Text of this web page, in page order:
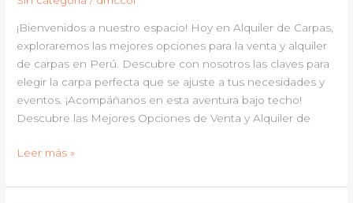
para
Todo
Tipo
de
Celebraciones
¡Bienvenidos a nuestro espacio! Hoy en Alquiler de Carpas,
exploraremos las mejores opciones para la venta y alquiler
de carpas en Perú. Descubre con nosotros las claves para
elegir la carpa perfecta que se ajuste a tus necesidades y
eventos. ¡Acompáñanos en esta aventura bajo techo!
Descubre las Mejores Opciones de Venta y Alquiler de
Todo
que
Leer más »